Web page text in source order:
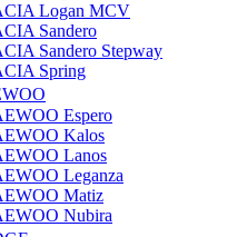
Logan MCV
Sandero
Sandero Stepway
Spring
Espero
Kalos
Lanos
Leganza
Matiz
Nubira